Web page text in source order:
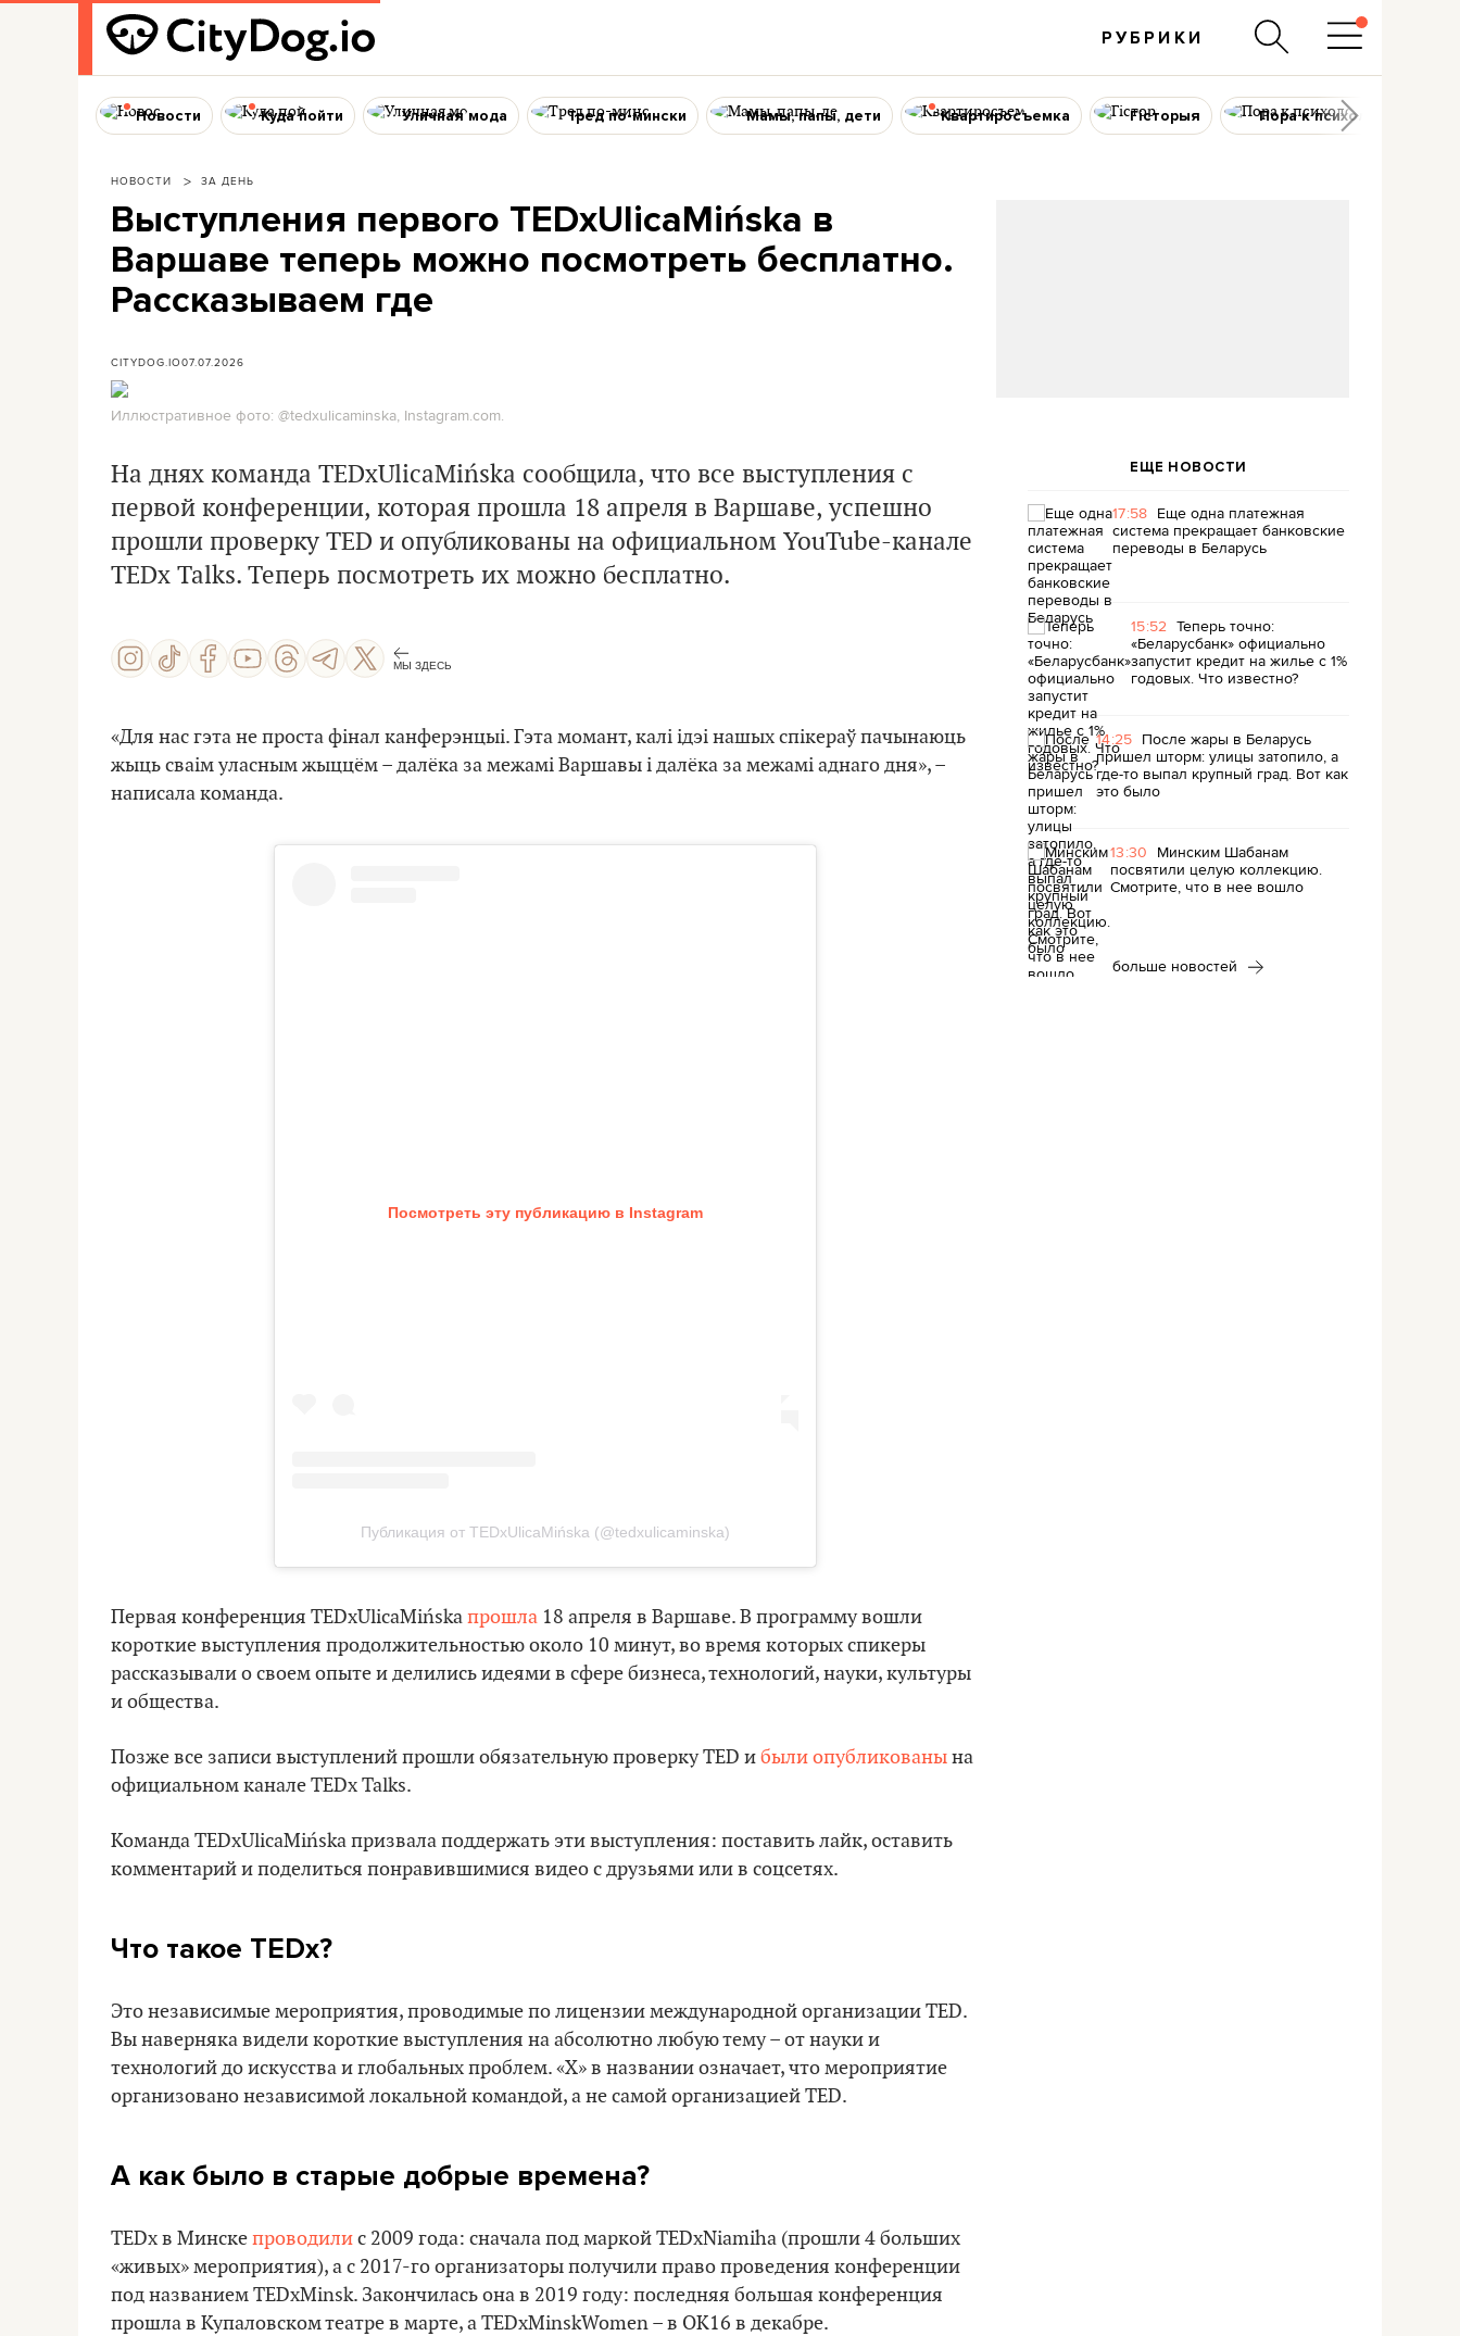
РУБРИКИ
Новости Куда пойти Уличная мода Тред по-мински Мамы, папы, дети Квартиросъемка Гісторыя Пора к психологу
НОВОСТИ ЗА ДЕНЬ
Выступления первого TEDxUlicaMińska в
Варшаве теперь можно посмотреть бесплатно.
Рассказываем где
CITYDOG.IO07.07.2026
Иллюстративное фото: @tedxulicaminska, Instagram.com.
На днях команда TEDxUlicaMińska сообщила, что все выступления с
первой конференции, которая прошла 18 апреля в Варшаве, успешно
прошли проверку TED и опубликованы на официальном YouTube-канале
TEDx Talks. Теперь посмотреть их можно бесплатно.
МЫ ЗДЕСЬ
«Для нас гэта не проста фінал канферэнцыі. Гэта момант, калі ідэі нашых спікераў пачынаюць
жыць сваім уласным жыццём – далёка за межамі Варшавы і далёка за межамі аднаго дня», –
написала команда.
Посмотреть эту публикацию в Instagram
Публикация от TEDxUlicaMińska (@tedxulicaminska)
Первая конференция TEDxUlicaMińskaпрошла 18 апреля в Варшаве. В программу вошли
короткие выступления продолжительностью около 10 минут, во время которых спикеры
рассказывали о своем опыте и делились идеями в сфере бизнеса, технологий, науки, культуры
и общества.
Позже все записи выступлений прошли обязательную проверку TED ибыли опубликованына
официальном канале TEDx Talks.
Команда TEDxUlicaMińska призвала поддержать эти выступления: поставить лайк, оставить
комментарий и поделиться понравившимися видео с друзьями или в соцсетях.
Что такое TEDx?
Это независимые мероприятия, проводимые по лицензии международной организации TED.
Вы наверняка видели короткие выступления на абсолютно любую тему – от науки и
технологий до искусства и глобальных проблем. «X» в названии означает, что мероприятие
организовано независимой локальной командой, а не самой организацией TED.
А как было в старые добрые времена?
TEDx в Минскепроводилис 2009 года: сначала под маркой TEDxNiamiha (прошли 4 больших
«живых» мероприятия), а с 2017-го организаторы получили право проведения конференции
под названием TEDxMinsk. Закончилась она в 2019 году: последняя большая конференция
прошла в Купаловском театре в марте, а TEDxMinskWomen – в ОК16 в декабре.
ЕЩЕ НОВОСТИ
17:58 Еще одна платежная
система прекращает банковские
переводы в Беларусь
15:52 Теперь точно:
«Беларусбанк» официально
запустит кредит на жилье с 1%
годовых. Что известно?
14:25 После жары в Беларусь
пришел шторм: улицы затопило, а
где-то выпал крупный град. Вот как
это было
13:30 Минским Шабанам
посвятили целую коллекцию.
Смотрите, что в нее вошло
больше новостей